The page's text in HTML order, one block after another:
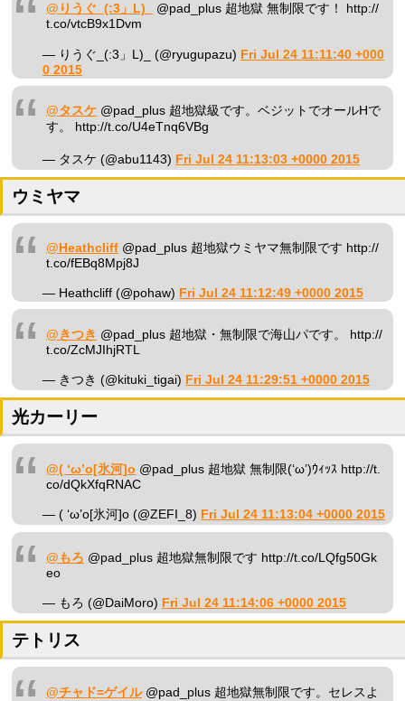
@りうぐ_(:3」L)_
@pad_plus 超地獄 無制限です！ http://
t.co/vtcB9x1Dvm
— りうぐ_(:3」L)_ (@ryugupazu) Fri Jul 24 11:11:40 +000
0 2015
@タスケ @pad_plus 超地獄級です。ベジットでオールHで
す。 http://t.co/U4eTnq6VBg
— タスケ (@abu1143) Fri Jul 24 11:13:03 +0000 2015
ウミヤマ
@Heathcliff @pad_plus 超地獄ウミヤマ無制限です http://
t.co/fEBq8Mpj8J
— Heathcliff (@pohaw) Fri Jul 24 11:12:49 +0000 2015
@きつき @pad_plus 超地獄・無制限で海山パです。 http://
t.co/ZcMJIhjRTL
— きつき (@kituki_tigai) Fri Jul 24 11:29:51 +0000 2015
光カーリー
@( ‘ω’o[氷河]o @pad_plus 超地獄 無制限(‘ω’)ｳｨｯｽ http://t.
co/dQkXfqRNAC
— ( ‘ω’o[氷河]o (@ZEFI_8) Fri Jul 24 11:13:04 +0000 2015
@もろ @pad_plus 超地獄無制限です http://t.co/LQfg50Gk
eo
— もろ (@DaiMoro) Fri Jul 24 11:14:06 +0000 2015
テトリス
@チャド=ゲイル@pad_plus 超地獄無制限です。セレスよ